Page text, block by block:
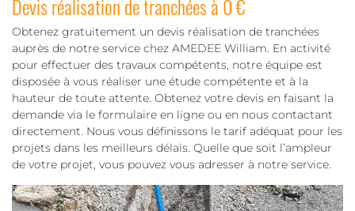
Devis réalisation de tranchées à 0 €
Obtenez gratuitement un devis réalisation de tranchées
auprès de notre service chez AMEDEE William. En activité
pour effectuer des travaux compétents, notre équipe est
disposée à vous réaliser une étude compétente et à la
hauteur de toute attente. Obtenez votre devis en faisant la
demande via le formulaire en ligne ou en nous contactant
directement. Nous vous définissons le tarif adéquat pour les
projets dans les meilleurs délais. Quelle que soit l’ampleur
de votre projet, vous pouvez vous adresser à notre service.